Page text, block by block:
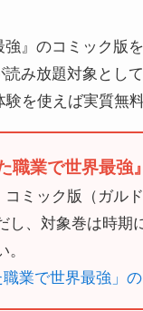
強』のコミック
み放題対象とし
を使えば実質無
職業で世界最
ミック版（ガル
し、対象巻は時期
業で世界最強」